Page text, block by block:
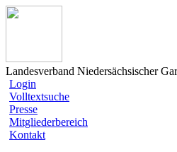
Landesverband Niedersächsischer
Login
Volltextsuche
Presse
Mitgliederbereich
Kontakt